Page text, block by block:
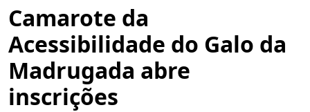
Camarote da
Acessibilidade do Galo da
Madrugada abre
inscrições